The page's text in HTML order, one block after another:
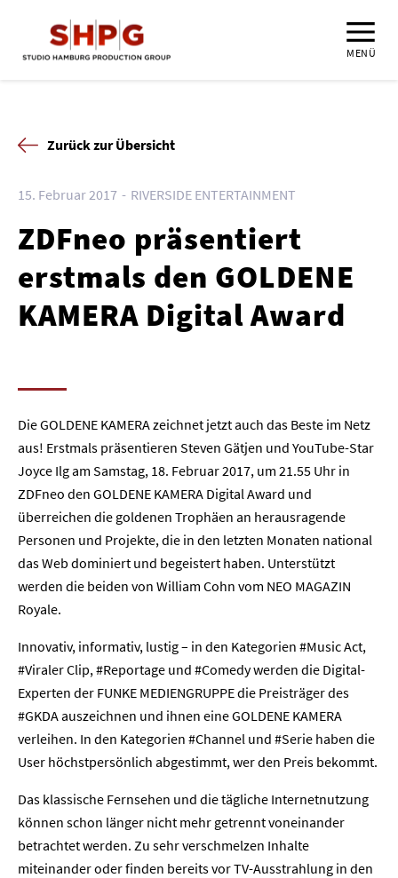
MENÜ
Zurück zur Übersicht
15. Februar 2017 RIVERSIDE ENTERTAINMENT
ZDFneo präsentiert
erstmals den GOLDENE
KAMERA Digital Award
Die GOLDENE KAMERA zeichnet jetzt auch das Beste im Netz
aus! Erstmals präsentieren Steven Gätjen und YouTube-Star
Joyce Ilg am Samstag, 18. Februar 2017, um 21.55 Uhr in
ZDFneo den GOLDENE KAMERA Digital Award und
überreichen die goldenen Trophäen an herausragende
Personen und Projekte, die in den letzten Monaten national
das Web dominiert und begeistert haben. Unterstützt
werden die beiden von William Cohn vom NEO MAGAZIN
Royale.
Innovativ, informativ, lustig – in den Kategorien #Music Act,
#Viraler Clip, #Reportage und #Comedy werden die Digital-
Experten der FUNKE MEDIENGRUPPE die Preisträger des
#GKDA auszeichnen und ihnen eine GOLDENE KAMERA
verleihen. In den Kategorien #Channel und #Serie haben die
User höchstpersönlich abgestimmt, wer den Preis bekommt.
Das klassische Fernsehen und die tägliche Internetnutzung
können schon länger nicht mehr getrennt voneinander
betrachtet werden. Zu sehr verschmelzen Inhalte
miteinander oder finden bereits vor TV-Ausstrahlung in den